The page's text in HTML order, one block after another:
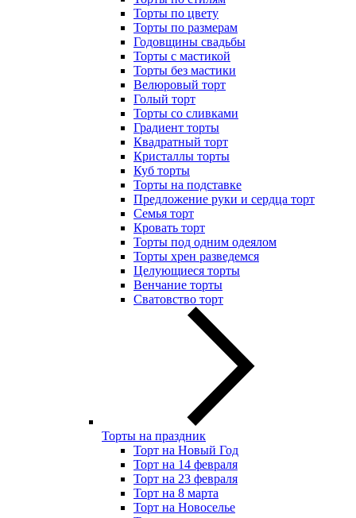
Торты по цвету
Торты по размерам
Годовщины свадьбы
Торты с мастикой
Торты без мастики
Велюровый торт
Голый торт
Торты со сливками
Градиент торты
Квадратный торт
Кристаллы торты
Куб торты
Торты на подставке
Предложение руки и сердца торт
Семья торт
Кровать торт
Торты под одним одеялом
Торты хрен разведемся
Целующиеся торты
Венчание торты
Сватовство торт
Торты на праздник
Торт на Новый Год
Торт на 14 февраля
Торт на 23 февраля
Торт на 8 марта
Торт на Новоселье